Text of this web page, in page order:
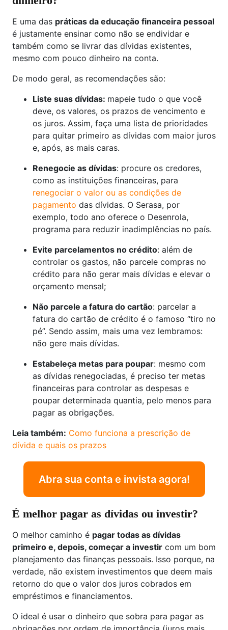
E uma das práticas da educação financeira pessoal
é justamente ensinar como não se endividar e
também como se livrar das dívidas existentes,
mesmo com pouco dinheiro na conta.
De modo geral, as recomendações são:
Liste suas dívidas: mapeie tudo o que você
deve, os valores, os prazos de vencimento e
os juros. Assim, faça uma lista de prioridades
para quitar primeiro as dívidas com maior juros
e, após, as mais caras.
Renegocie as dívidas: procure os credores,
como as instituições financeiras, para
renegociar o valor ou as condições de
pagamento das dívidas. O Serasa, por
exemplo, todo ano oferece o Desenrola,
programa para reduzir inadimplências no país.
Evite parcelamentos no crédito: além de
controlar os gastos, não parcele compras no
crédito para não gerar mais dívidas e elevar o
orçamento mensal;
Não parcele a fatura do cartão: parcelar a
fatura do cartão de crédito é o famoso “tiro no
pé”. Sendo assim, mais uma vez lembramos:
não gere mais dívidas.
Estabeleça metas para poupar: mesmo com
as dívidas renegociadas, é preciso ter metas
financeiras para controlar as despesas e
poupar determinada quantia, pelo menos para
pagar as obrigações.
Leia também: Como funciona a prescrição de
dívida e quais os prazos
Abra sua conta e invista agora!
É melhor pagar as dívidas ou investir?
O melhor caminho é pagar todas as dívidas
primeiro e, depois, começar a investir com um bom
planejamento das finanças pessoais. Isso porque, na
verdade, não existem investimentos que deem mais
retorno do que o valor dos juros cobrados em
empréstimos e financiamentos.
O ideal é usar o dinheiro que sobra para pagar as